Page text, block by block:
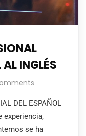
INGLÉS
DEL ESPAÑOL
experiencia,
se ha